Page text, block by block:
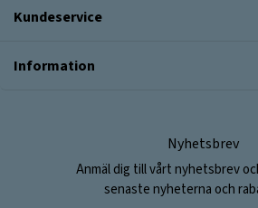
Kundeservice
Information
Nyhetsbrev
Anmäl dig till vårt nyhetsbrev
senaste nyheterna och